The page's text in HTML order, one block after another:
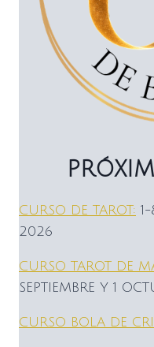
CURSO DE TAROT:
2026
CURSO TAROT DE
SEPTIEMBRE Y 1
CURSO BOLA DE